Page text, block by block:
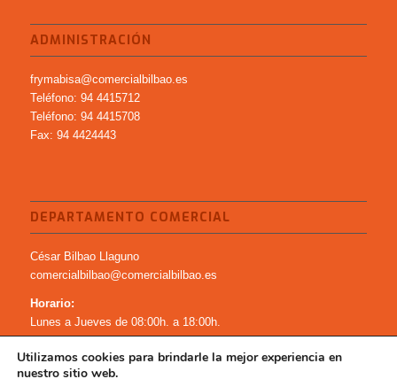
ADMINISTRACIÓN
frymabisa@comercialbilbao.es
Teléfono: 94 4415712
Teléfono: 94 4415708
Fax: 94 4424443
DEPARTAMENTO COMERCIAL
César Bilbao Llaguno
comercialbilbao@comercialbilbao.es
Horario:
Lunes a Jueves de 08:00h. a 18:00h.
Viernes de 08:00h. a 15:00h.
Utilizamos cookies para brindarle la mejor experiencia en
nuestro sitio web.